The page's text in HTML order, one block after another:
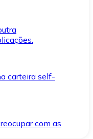
carteira self-
com as